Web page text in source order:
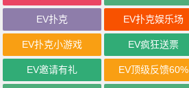
EV扑克 EV扑克娱乐场
EV扑克小游戏 EV疯狂送票
EV邀请有礼 EV顶级反馈60%